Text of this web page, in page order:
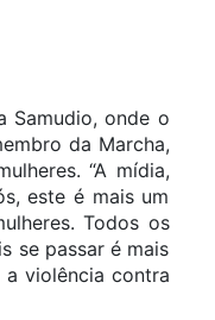
Samudio, onde o
da Marcha,
“A mídia,
este é mais um
Todos os
se passar é mais
a violência contra